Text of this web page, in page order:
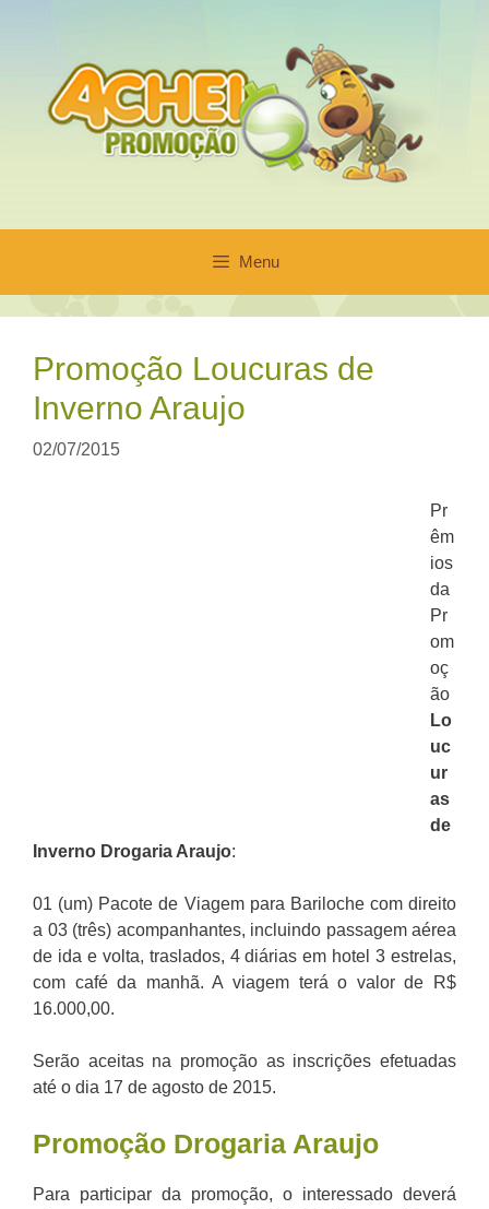
conteúdo
Menu
Promoção Loucuras de
Inverno Araujo
02/07/2015
Pr
êm
ios
da
Pr
om
oç
ão
Lo
uc
ur
as
de
Inverno Drogaria Araujo:
01 (um) Pacote de Viagem para Bariloche com direito
a 03 (três) acompanhantes, incluindo passagem aérea
de ida e volta, traslados, 4 diárias em hotel 3 estrelas,
com café da manhã. A viagem terá o valor de R$
16.000,00.
Serão aceitas na promoção as inscrições efetuadas
até o dia 17 de agosto de 2015.
Promoção Drogaria Araujo
Para participar da promoção, o interessado deverá